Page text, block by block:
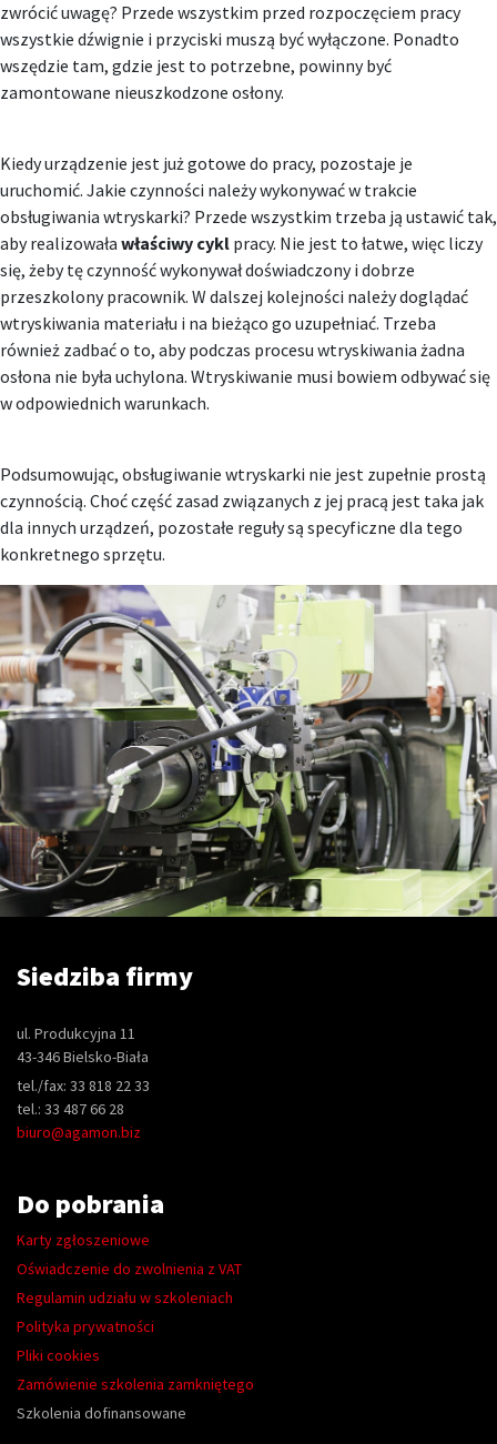
zwrócić uwagę? Przede wszystkim przed rozpoczęciem pracy
wszystkie dźwignie i przyciski muszą być wyłączone. Ponadto
wszędzie tam, gdzie jest to potrzebne, powinny być
zamontowane nieuszkodzone osłony.
Kiedy urządzenie jest już gotowe do pracy, pozostaje je
uruchomić. Jakie czynności należy wykonywać w trakcie
obsługiwania wtryskarki? Przede wszystkim trzeba ją ustawić tak,
aby realizowała właściwy cykl pracy. Nie jest to łatwe, więc liczy
się, żeby tę czynność wykonywał doświadczony i dobrze
przeszkolony pracownik. W dalszej kolejności należy doglądać
wtryskiwania materiału i na bieżąco go uzupełniać. Trzeba
również zadbać o to, aby podczas procesu wtryskiwania żadna
osłona nie była uchylona. Wtryskiwanie musi bowiem odbywać się
w odpowiednich warunkach.
Podsumowując, obsługiwanie wtryskarki nie jest zupełnie prostą
czynnością. Choć część zasad związanych z jej pracą jest taka jak
dla innych urządzeń, pozostałe reguły są specyficzne dla tego
konkretnego sprzętu.
Siedziba firmy
ul. Produkcyjna 11
43-346 Bielsko-Biała
tel./fax: 33 818 22 33
tel.: 33 487 66 28
biuro@agamon.biz
Do pobrania
Karty zgłoszeniowe
Oświadczenie do zwolnienia z VAT
Regulamin udziału w szkoleniach
Polityka prywatności
Pliki cookies
Zamówienie szkolenia zamkniętego
Szkolenia dofinansowane